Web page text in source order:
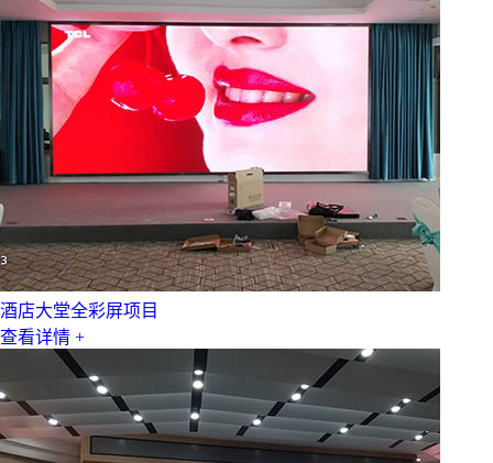
酒店大堂全彩屏项目
查看详情 +